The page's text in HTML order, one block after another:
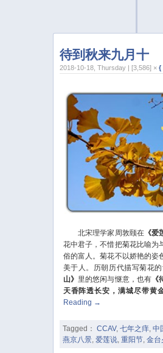
待到秋来九月十
2018-10-18, Thursday | [3,586] ×{
北宋理学家周敦颐在 《爱
花中君子，不惜把菊花比喻为
俗的富人。菊花不以娇艳的姿
美于人。历朝历代描写菊花
山》 里的悠闲与惬意，也有
天香阵透长安，满城尽带黄
Reading →
Tagged： CCAV,七年之痒,中
燕京八景,爱莲说,重阳节,金台